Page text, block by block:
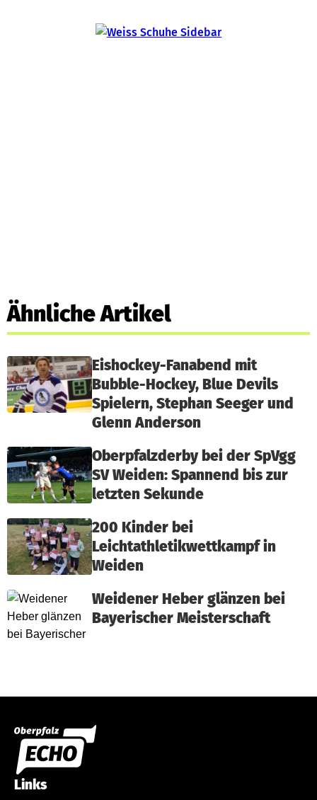
Ähnliche Artikel
Eishockey-Fanabend mit
Bubble-Hockey, Blue Devils
Spielern, Stephan Seeger und
Glenn Anderson
Oberpfalzderby bei der SpVgg
SV Weiden: Spannend bis zur
letzten Sekunde
200 Kinder bei
Leichtathletikwettkampf in
Weiden
Weidener Heber glänzen bei
Bayerischer Meisterschaft
Links